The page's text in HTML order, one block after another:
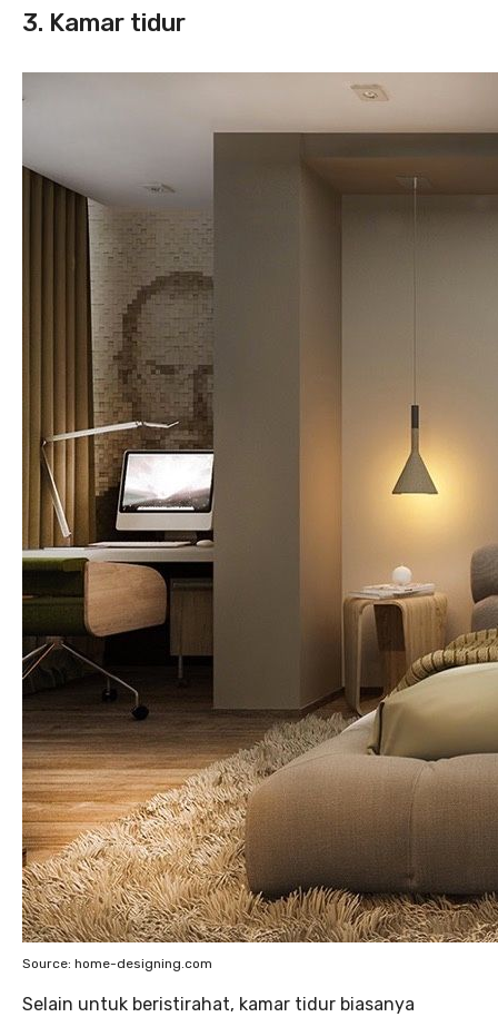
3. Kamar tidur
Source: home-designing.com
Selain untuk beristirahat, kamar tidur biasanya